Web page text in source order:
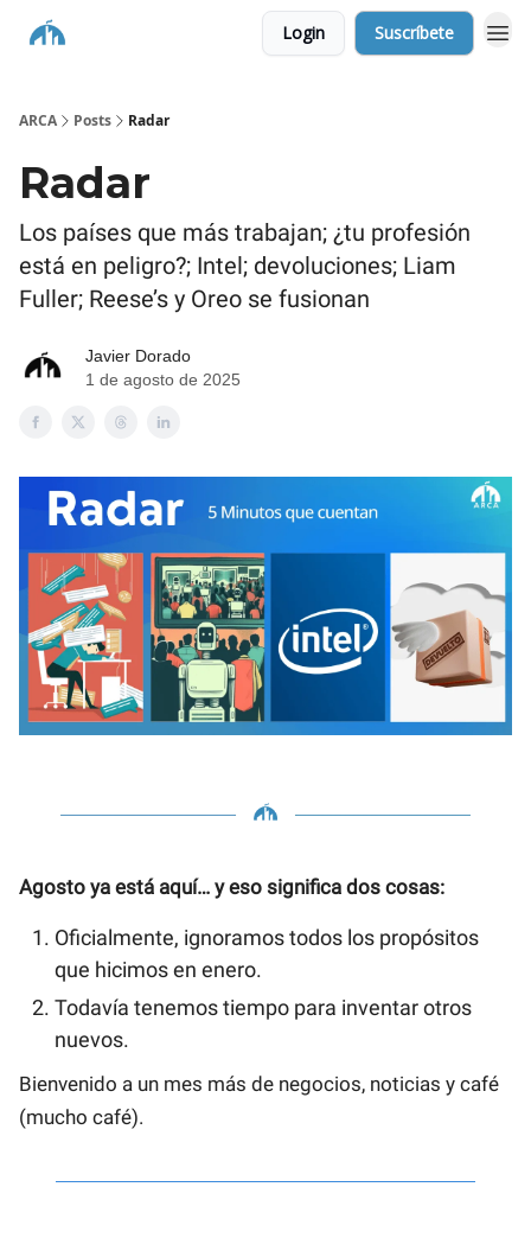
Login Suscríbete
ARCA Posts Radar
Radar
Los países que más trabajan; ¿tu profesión
está en peligro?; Intel; devoluciones; Liam
Fuller; Reese’s y Oreo se fusionan
Javier Dorado
1 de agosto de 2025
Agosto ya está aquí… y eso significa dos cosas:
Oficialmente, ignoramos todos los propósitos
que hicimos en enero.
Todavía tenemos tiempo para inventar otros
nuevos.
Bienvenido a un mes más de negocios, noticias y café
(mucho café).